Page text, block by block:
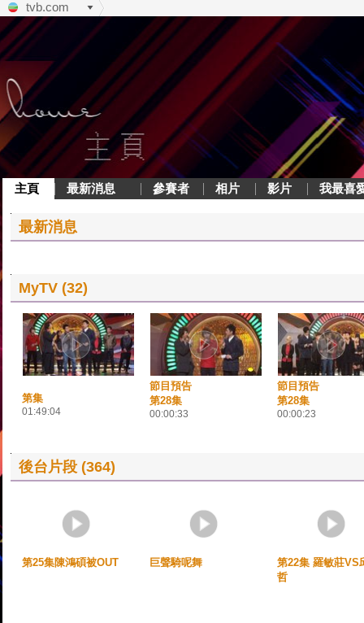
tvb.com
主頁 最新消息 參賽者 相片 影片 我最喜
最新消息
MyTV (32)
第集
01:49:04
節目預告
第28集
00:00:33
節目預告
第28集
00:00:23
後台片段 (364)
第25集陳鴻碩被OUT 巨聲騎呢舞
第22集 羅敏莊VS
哲